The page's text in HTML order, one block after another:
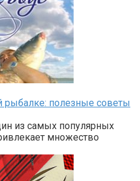
полезные советы
из самых популярных
множество